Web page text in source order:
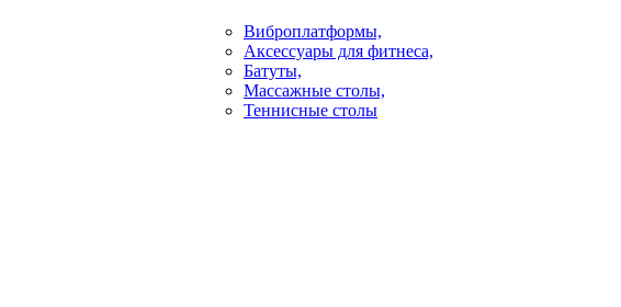
Виброплатформы,
Аксессуары для фитнеса,
Батуты,
Массажные столы,
Теннисные столы